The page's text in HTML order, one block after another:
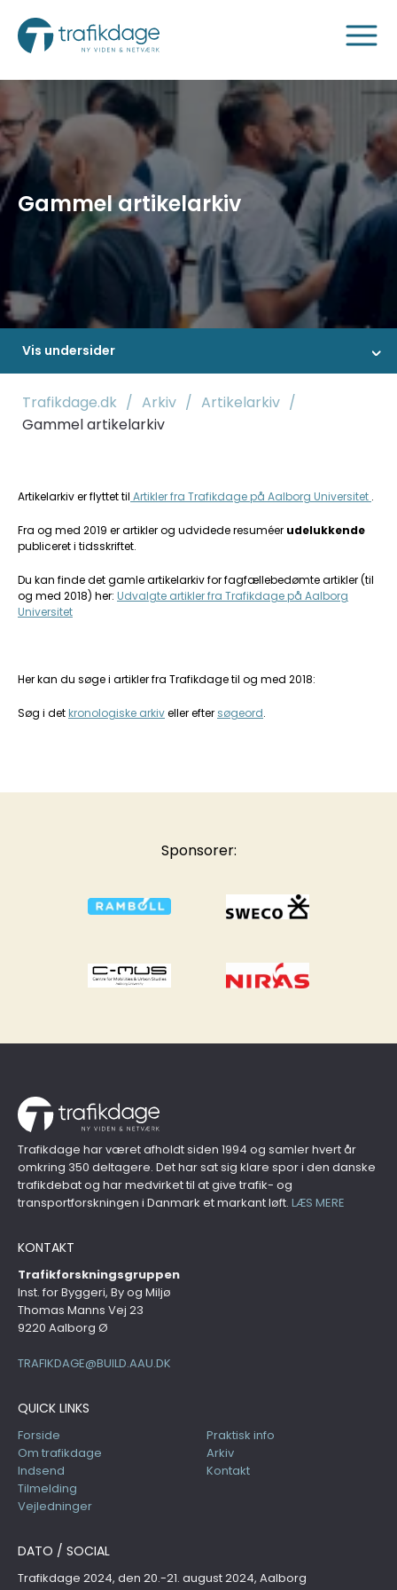
Gammel artikelarkiv
Vis undersider
Trafikdage.dk / Arkiv / Artikelarkiv /
Gammel artikelarkiv
Artikelarkiv er flyttet til Artikler fra Trafikdage på Aalborg Universitet .
Fra og med 2019 er artikler og udvidede resuméer udelukkende
publiceret i tidsskriftet.
Du kan finde det gamle artikelarkiv for fagfællebedømte artikler (til
og med 2018) her: Udvalgte artikler fra Trafikdage på Aalborg
Universitet
Her kan du søge i artikler fra Trafikdage til og med 2018:
Søg i detkronologiske arkiveller efter søgeord.
Sponsorer:
Trafikdage har været afholdt siden 1994 og samler hvert år
omkring 350 deltagere. Det har sat sig klare spor i den danske
trafikdebat og har medvirket til at give trafik- og
transportforskningen i Danmark et markant løft. LÆS MERE
KONTAKT
Trafikforskningsgruppen
Inst. for Byggeri, By og Miljø
Thomas Manns Vej 23
9220 Aalborg Ø
TRAFIKDAGE@BUILD.AAU.DK
QUICK LINKS
Forside
Om trafikdage
Indsend
Tilmelding
Vejledninger
Praktisk info
Arkiv
Kontakt
DATO / SOCIAL
Trafikdage 2024, den 20.-21. august 2024, Aalborg